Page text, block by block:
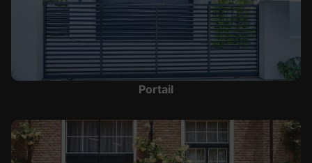
Portail